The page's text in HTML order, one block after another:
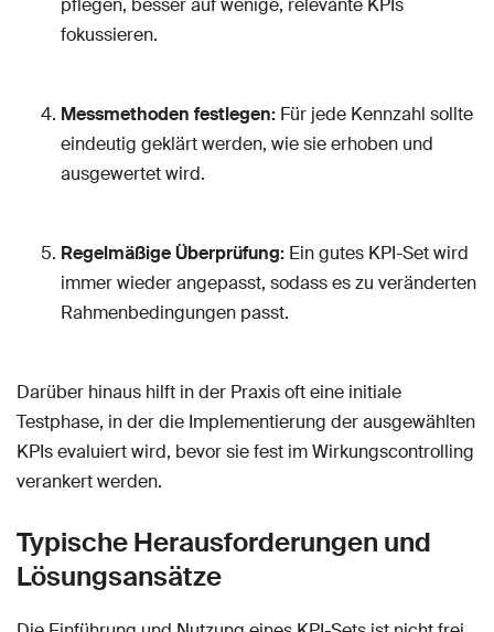
pflegen, besser auf wenige, relevante KPIs
fokussieren.
Messmethoden festlegen: Für jede Kennzahl sollte
eindeutig geklärt werden, wie sie erhoben und
ausgewertet wird.
Regelmäßige Überprüfung: Ein gutes KPI-Set wird
immer wieder angepasst, sodass es zu veränderten
Rahmenbedingungen passt.
Darüber hinaus hilft in der Praxis oft eine initiale
Testphase, in der die Implementierung der ausgewählten
KPIs evaluiert wird, bevor sie fest im Wirkungscontrolling
verankert werden.
Typische Herausforderungen und
Lösungsansätze